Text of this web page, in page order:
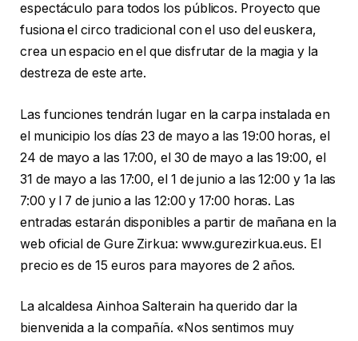
espectáculo para todos los públicos. Proyecto que
fusiona el circo tradicional con el uso del euskera,
crea un espacio en el que disfrutar de la magia y la
destreza de este arte.
Las funciones tendrán lugar en la carpa instalada en
el municipio los días 23 de mayo a las 19:00 horas, el
24 de mayo a las 17:00, el 30 de mayo a las 19:00, el
31 de mayo a las 17:00, el 1 de junio a las 12:00 y 1a las
7:00 y l 7 de junio a las 12:00 y 17:00 horas. Las
entradas estarán disponibles a partir de mañana en la
web oficial de Gure Zirkua: www.gurezirkua.eus. El
precio es de 15 euros para mayores de 2 años.
La alcaldesa Ainhoa Salterain ha querido dar la
bienvenida a la compañía. «Nos sentimos muy